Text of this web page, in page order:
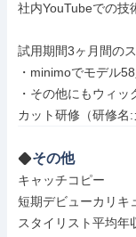
社内YouTubeでの技
試用期間3ヶ月間の
・minimoでモデル
・その他にもウィ
カット研修（研修名
その他
キャッチコピー
短期デビューカリキ
スタイリスト平均